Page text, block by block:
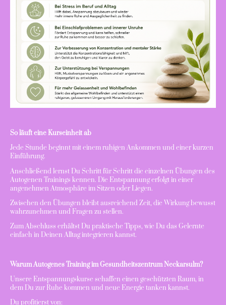
So läuft eine Kurseinheit ab
Jede Stunde beginnt mit einem ruhigen Ankommen und einer kurzen
Einführung.
Anschließend lernst Du Schritt für Schritt die einzelnen Übungen des
Autogenen Trainings kennen. Die Entspannung erfolgt in einer
angenehmen Atmosphäre im Sitzen oder Liegen.
Zwischen den Übungen bleibt ausreichend Zeit, die Wirkung bewusst
wahrzunehmen und Fragen zu stellen.
Zum Abschluss erhältst Du praktische Tipps, wie Du das Gelernte
einfach in Deinen Alltag integrieren kannst.
Warum Autogenes Training im Gesundheitszentrum Neckarsulm?
Unsere Entspannungskurse schaffen einen geschützten Raum, in
dem Du zur Ruhe kommen und neue Energie tanken kannst.
Du profitierst von: